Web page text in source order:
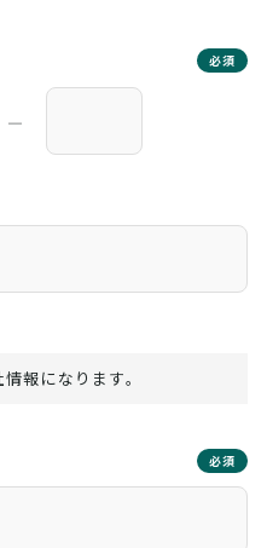
必須
―
報になります。
必須